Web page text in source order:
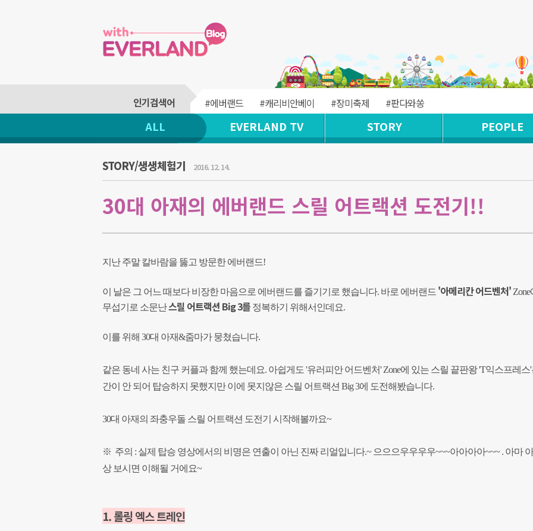
#에버랜드 #캐리비안베이 #장미축제 #판다와쏭
ALL EVERLAND TV STORY PEOPLE
STORY/생생체험기 2016. 12. 14.
30대 아재의 에버랜드 스릴 어트랙션 도전기!!
지난 주말 칼바람을 뚫고 방문한 에버랜드!
이 날은 그 어느 때보다 비장한 마음으로 에버랜드를 즐기기로 했습니다. 바로 에버랜드 '아메리칸 어드벤처'
무섭기로 소문난스릴 어트랙션 Big 3를 정복하기 위해서인데요.
이를 위해 30대 아재&줌마가 뭉쳤습니다.
같은 동네 사는 친구 커플과 함께 했는데요. 아쉽게도 '유러피안 어드벤처' Zone에 있는 스릴 끝판왕 'T익스프레스
간이 안 되어 탑승하지 못했지만 이에 못지않은 스릴 어트랙션 Big 3에 도전해봤습니다.
30대 아재의 좌충우돌 스릴 어트랙션 도전기 시작해볼까요~
※ 주의 : 실제 탑승 영상에서의 비명은 연출이 아닌 진짜 리얼입니다.~ 으으으우우우우~~~아아아아~~~ . 아마
상 보시면 이해될 거에요~
1. 롤링 엑스 트레인